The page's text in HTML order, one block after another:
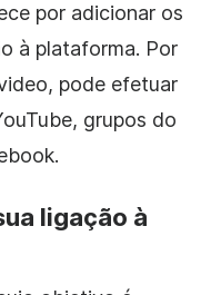
por adicionar os
à plataforma. Por
pode efetuar
grupos do
ligação à